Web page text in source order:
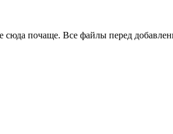
почаще. Все файлы перед